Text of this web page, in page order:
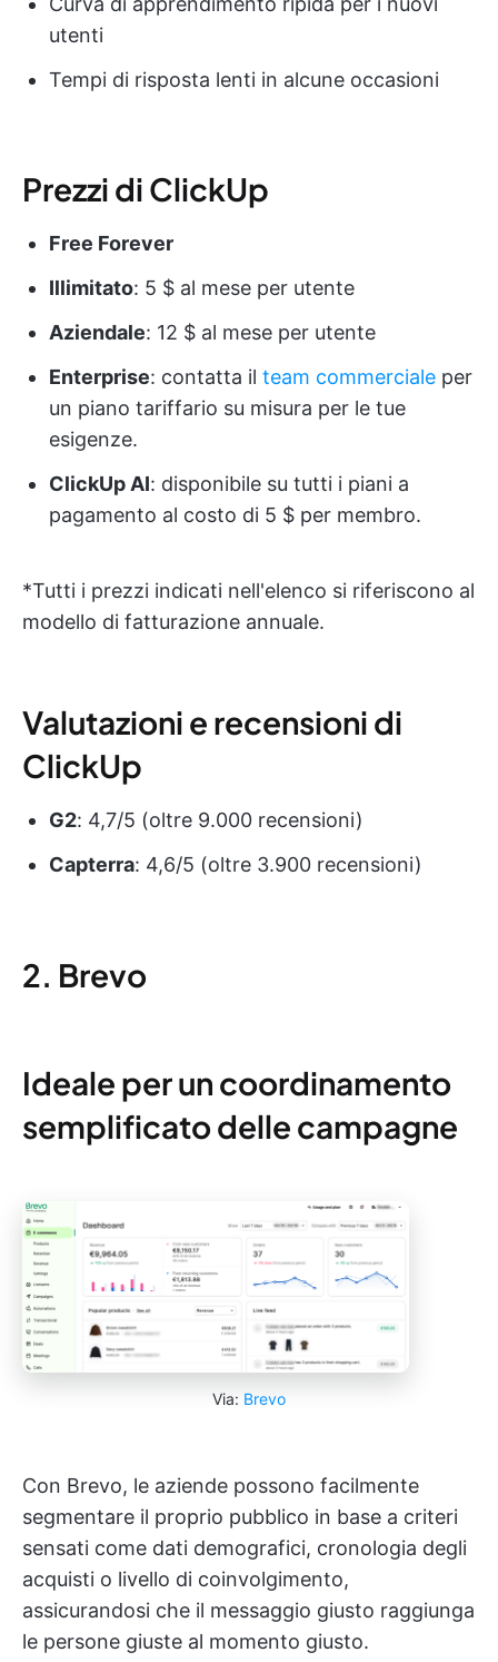
utenti
Tempi di risposta lenti in alcune occasioni
Prezzi di ClickUp
Free Forever
Illimitato: 5 $ al mese per utente
Aziendale: 12 $ al mese per utente
Enterprise: contatta il team commerciale per
un piano tariffario su misura per le tue
esigenze.
ClickUp AI: disponibile su tutti i piani a
pagamento al costo di 5 $ per membro.
*Tutti i prezzi indicati nell'elenco si riferiscono al
modello di fatturazione annuale.
Valutazioni e recensioni di
ClickUp
G2: 4,7/5 (oltre 9.000 recensioni)
Capterra: 4,6/5 (oltre 3.900 recensioni)
2. Brevo
Ideale per un coordinamento
semplificato delle campagne
Via: Brevo
Con Brevo, le aziende possono facilmente
segmentare il proprio pubblico in base a criteri
sensati come dati demografici, cronologia degli
acquisti o livello di coinvolgimento,
assicurandosi che il messaggio giusto raggiunga
le persone giuste al momento giusto.